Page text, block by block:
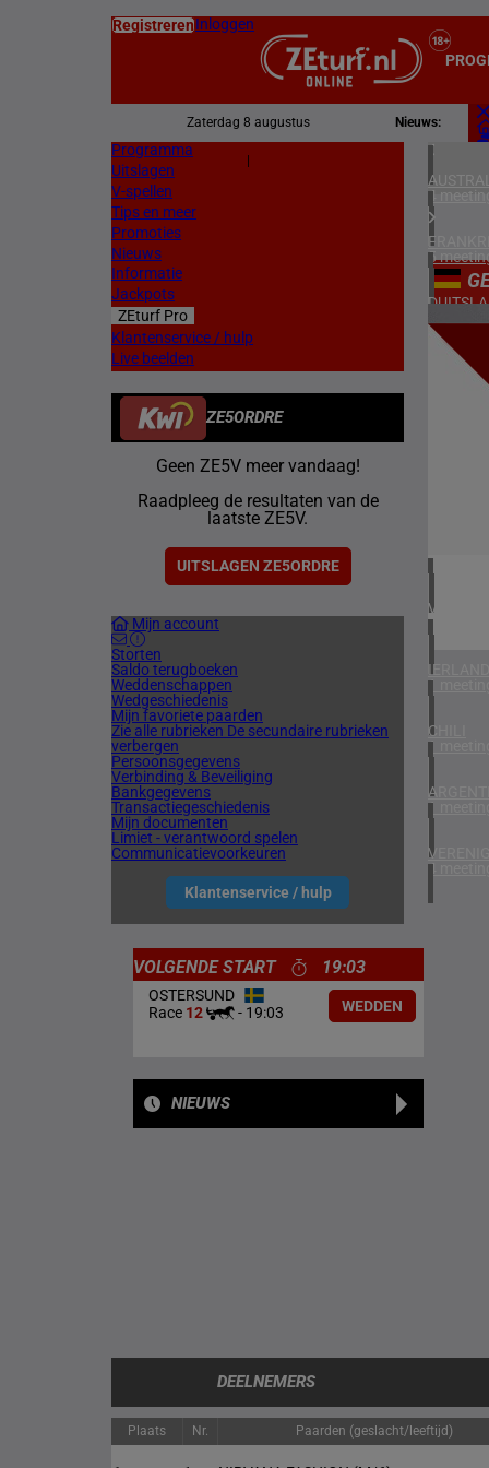
RegistrerenInloggen
Zaterdag 8 augustus Nieuws:
Programma
Uitslagen
V-spellen
Tips en meer
Promoties
Nieuws
Informatie
Jackpots
ZEturf Pro
Klantenservice / hulp
Live beelden
ZE5ORDRE
Geen ZE5V meer vandaag!
Raadpleeg de resultaten van de
laatste ZE5V.
UITSLAGEN ZE5ORDRE
Mijn account
Storten
Saldo terugboeken
Weddenschappen
Wedgeschiedenis
Mijn favoriete paarden
Zie alle rubrieken De secundaire rubrieken
verbergen
Persoonsgegevens
Verbinding & Beveiliging
Bankgegevens
Transactiegeschiedenis
Mijn documenten
Limiet - verantwoord spelen
Communicatievoorkeuren
Klantenservice / hulp
4
5
ZWEDEN
3
1
5
IERLAND
1
CHILI
1
1
4
3
17/04/
VOLGENDE START 19:03
OSTERSUND
Race12 - 19:03 WEDDEN
NIEUWS
DEELNEMERS
Plaats Nr. Paarden (geslacht/leeftijd)